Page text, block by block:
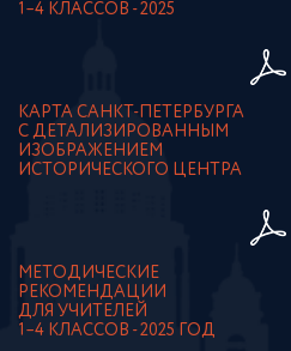
1–4 КЛАССОВ - 2025
КАРТА САНКТ-ПЕТЕРБУРГА
С ДЕТАЛИЗИРОВАННЫМ
ИЗОБРАЖЕНИЕМ
ИСТОРИЧЕСКОГО ЦЕНТРА
МЕТОДИЧЕСКИЕ
РЕКОМЕНДАЦИИ
ДЛЯ УЧИТЕЛЕЙ
1–4 КЛАССОВ - 2025 ГОД